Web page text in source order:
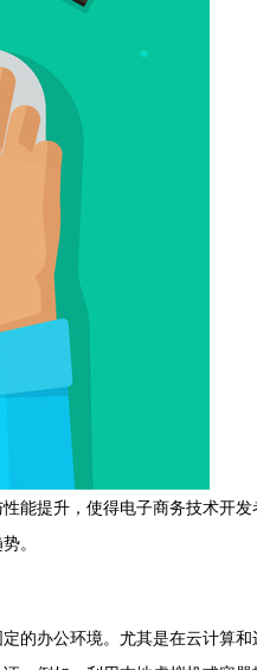
能提升，使得电子商务技术开发
。
的办公环境。尤其是在云计算和